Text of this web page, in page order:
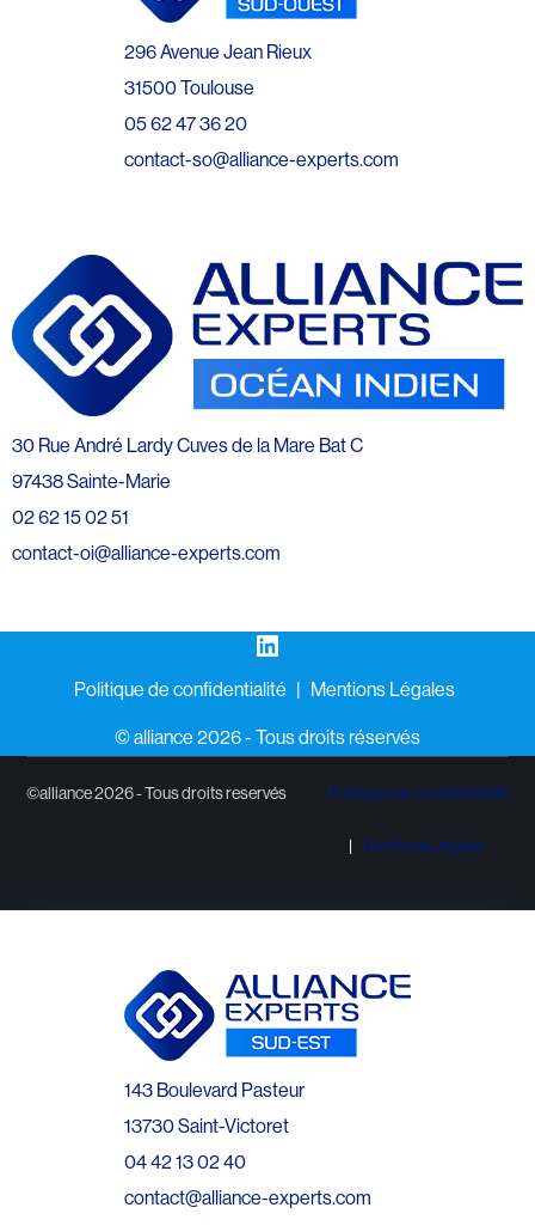
296 Avenue Jean Rieux
31500 Toulouse
05 62 47 36 20
contact-so@alliance-experts.com
30 Rue André Lardy Cuves de la Mare Bat C
97438 Sainte-Marie
02 62 15 02 51
contact-oi@alliance-experts.com
LinkedIn
Politique de confidentialité Mentions Légales
©️ alliance 2026 - Tous droits réservés
©alliance 2026 - Tous droits reservés Politique de confidentialité
Mentions Légales
143 Boulevard Pasteur
13730 Saint-Victoret
04 42 13 02 40
contact@alliance-experts.com